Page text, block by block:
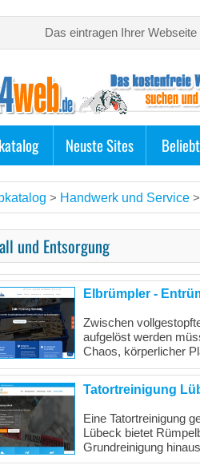
Das eintragen Ihrer
Neuste Sites
> Handwerk und Service >
und Entsorgung
Elbrümpler -
Zwischen
aufgelöst werden
Chaos, körperlicher
Tatortreinigung
Eine Tatortreinigung
Lübeck bietet
Grundreinigung